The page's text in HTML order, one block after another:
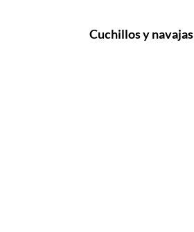
Cuchillos y navajas